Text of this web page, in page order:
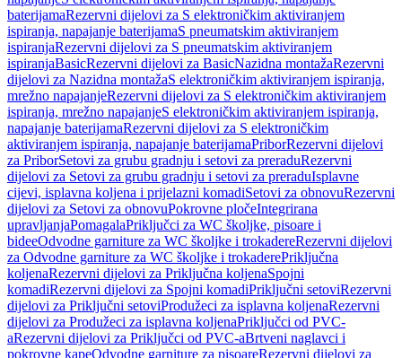
baterijamaRezervni dijelovi za S elektroničkim aktiviranjem
ispiranja, napajanje baterijamaS pneumatskim aktiviranjem
ispiranjaRezervni dijelovi za S pneumatskim aktiviranjem
ispiranjaBasicRezervni dijelovi za BasicNazidna montažaRezervni
dijelovi za Nazidna montažaS elektroničkim aktiviranjem ispiranja,
mrežno napajanjeRezervni dijelovi za S elektroničkim aktiviranjem
ispiranja, mrežno napajanjeS elektroničkim aktiviranjem ispiranja,
napajanje baterijamaRezervni dijelovi za S elektroničkim
aktiviranjem ispiranja, napajanje baterijamaPriborRezervni dijelovi
za PriborSetovi za grubu gradnju i setovi za preraduRezervni
dijelovi za Setovi za grubu gradnju i setovi za preraduIsplavne
cijevi, isplavna koljena i prijelazni komadiSetovi za obnovuRezervni
dijelovi za Setovi za obnovuPokrovne pločeIntegrirana
upravljanjaPomagalaPriključci za WC školjke, pisoare i
bideeOdvodne garniture za WC školjke i trokadereRezervni dijelovi
za Odvodne garniture za WC školjke i trokaderePriključna
koljenaRezervni dijelovi za Priključna koljenaSpojni
komadiRezervni dijelovi za Spojni komadiPriključni setoviRezervni
dijelovi za Priključni setoviProdužeci za isplavna koljenaRezervni
dijelovi za Produžeci za isplavna koljenaPriključci od PVC-
aRezervni dijelovi za Priključci od PVC-aBrtveni naglavci i
pokrovne kapeOdvodne garniture za pisoareRezervni dijelovi za